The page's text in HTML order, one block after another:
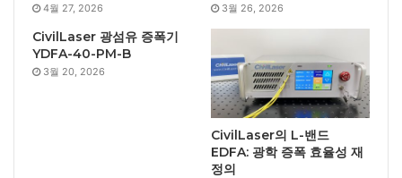
4월 27, 2026 3월 26, 2026
CivilLaser 광섬유 증폭기
YDFA-40-PM-B
3월 20, 2026
CivilLaser의 L-밴드
EDFA: 광학 증폭 효율성 재
정의